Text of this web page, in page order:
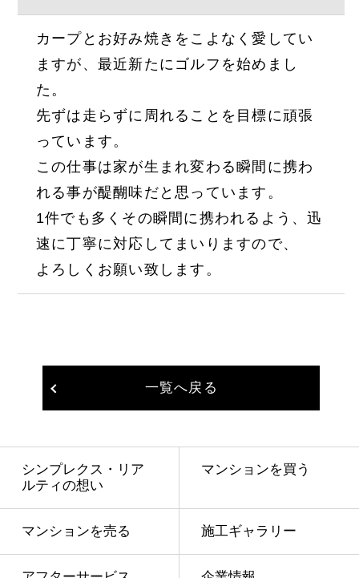
カープとお好み焼きをこよなく愛してい
ますが、最近新たにゴルフを始めまし
た。
先ずは走らずに周れることを目標に頑張
っています。
この仕事は家が生まれ変わる瞬間に携わ
れる事が醍醐味だと思っています。
1件でも多くその瞬間に携われるよう、迅
速に丁寧に対応してまいりますので、
よろしくお願い致します。
一覧へ戻る
シンプレクス・リア
ルティの想い
マンションを買う
マンションを売る 施工ギャラリー